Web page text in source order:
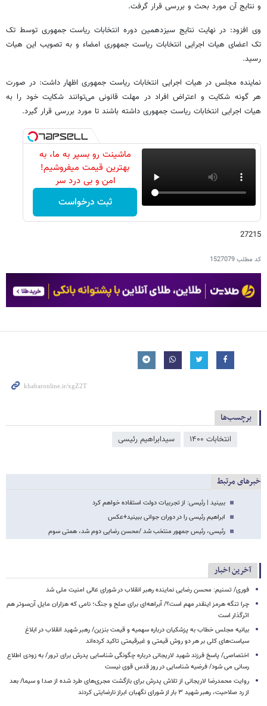
و نتایج آن مورد بحث و بررسی قرار گرفت.
وی افزود: در نهایت نتایج سیزدهمین دوره انتخابات ریاست جمهوری توسط تک
تک اعضای هیات اجرایی انتخابات ریاست جمهوری امضاء و به تصویب این هیات
رسید.
نماینده مجلس در هیات اجرایی انتخابات ریاست جمهوری اظهار داشت: در صورت
هر گونه شکایت و اعتراض افراد در مهلت قانونی می‌توانند شکایت خود را به
هیات اجرایی انتخابات ریاست جمهوری داشته باشند تا مورد بررسی قرار گیرد.
ماشینت رو بسپر به ما، به
بهترین قیمت میفروشیم!
امن و بی درد سر
ثبت درخواست
27215
کد مطلب1527079
برچسب‌ها
انتخابات ۱۴۰۰ سیدابراهیم رئیسی
خبرهای مرتبط
ببینید | رئیسی: از تجربیات دولت استفاده خواهم کرد
ابراهیم رئیسی را در دوران جوانی ببینید+عکس
رئیسی، رئیس جمهور منتخب شد /محسن رضایی دوم شد، همتی سوم
آخرین اخبار
فوری/ تسنیم: محسن رضایی نماینده رهبر انقلاب در شورای عالی امنیت ملی شد
چرا تنگه هرمز اینقدر مهم است؟/ آبراهه‌ای برای صلح و جنگ؛ نامی که هزاران مایل آن‌سوتر هم
اثرگذار است
بیانیه مجلس خطاب به پزشکیان درباره سهمیه و قیمت بنزین/ رهبر شهید انقلاب در ابلاغ
سیاست‌های کلی بر هر دو روش قیمتی و غیرقیمتی تاکید کرده‌اند
اختصاصی/ پاسخ فرزند شهید لاریجانی درباره چگونگی شناسایی پدرش برای ترور/ به زودی اطلاع
رسانی می شود/ فرضیه شناسایی در روز قدس قوی نیست
روایت محمدرضا لاریجانی از تلاش پدرش برای بازگشت مجری‌های طرد شده از صدا و سیما/ بعد
از رد صلاحیت، رهبر شهید ۳ بار از شورای نگهبان ابراز نارضایتی کردند